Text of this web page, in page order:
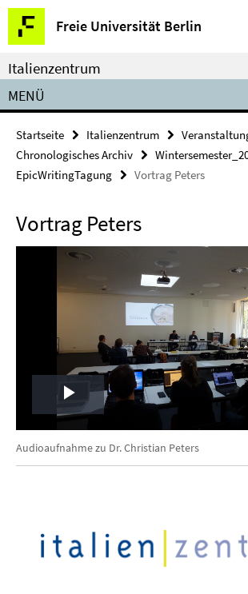
Springe
direkt
zu
Inhalt
Freie Universität Berlin
Service-
Navigation
Italienzentrum
MENÜ
Startseite Italienzentrum
Chronologisches Archiv
EpicWritingTagung
Vortrag Peters
Vortrag Peters
Play
Video
Audioaufnahme zu Dr. Christian Peters